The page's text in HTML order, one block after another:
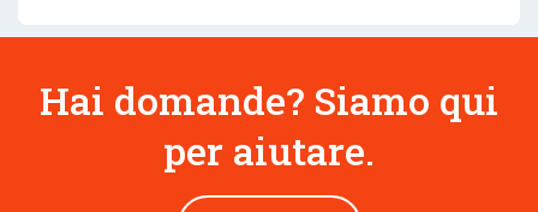
Hai domande? Siamo qui
per aiutare.